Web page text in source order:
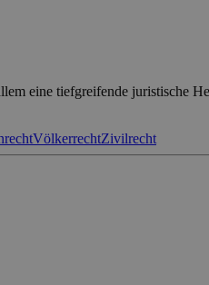
eine tiefgreifende juristische
VölkerrechtZivilrecht